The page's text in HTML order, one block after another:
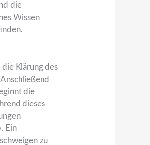
die
Wissen
Klärung des
die
dieses
Ein
zu